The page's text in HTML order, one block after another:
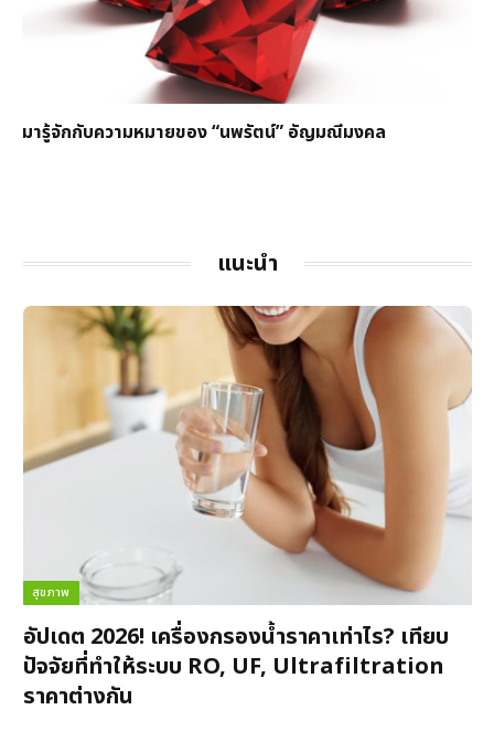
มารู้จักกับความหมายของ “นพรัตน์” อัญมณีมงคล
แนะนำ
สุขภาพ
อัปเดต 2026! เครื่องกรองน้ำราคาเท่าไร? เทียบ
ปัจจัยที่ทำให้ระบบ RO, UF, Ultrafiltration
ราคาต่างกัน